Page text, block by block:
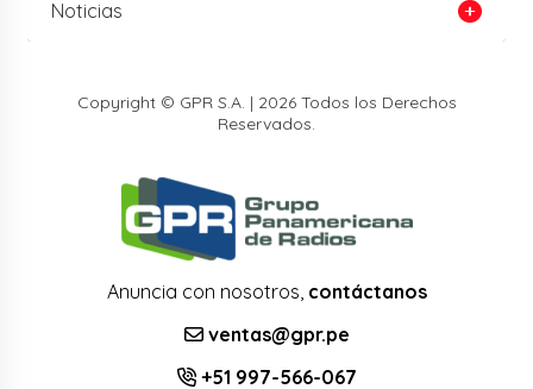
Noticias
Copyright © GPR S.A. | 2026 Todos los Derechos
Reservados.
Anuncia con nosotros, contáctanos
ventas@gpr.pe
+51 997-566-067